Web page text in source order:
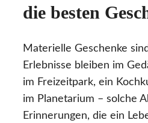
die besten
Materielle Geschenke
Erlebnisse bleiben im
im Freizeitpark, ein
im Planetarium – solche
Erinnerungen, die ein